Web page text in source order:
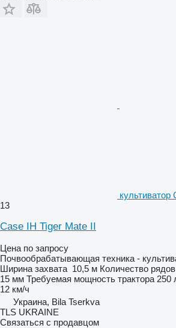
культиватор
13
Case IH Tiger Mate II
Цена по запросу
Почвообрабатывающая техника -
Ширина захвата 10,5 м Количество рядов
15 мм Требуемая мощность трактора 250
12 км/ч
Украина, Bila Tserkva
TLS UKRAINE
Связаться с продавцом